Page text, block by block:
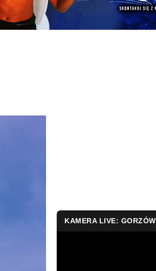
KAMERA LIVE: GORZÓW